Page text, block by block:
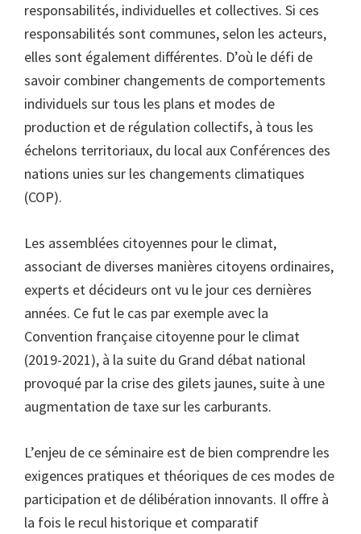
responsabilités, individuelles et collectives. Si ces
responsabilités sont communes, selon les acteurs,
elles sont également différentes. D’où le défi de
savoir combiner changements de comportements
individuels sur tous les plans et modes de
production et de régulation collectifs, à tous les
échelons territoriaux, du local aux Conférences des
nations unies sur les changements climatiques
(COP).
Les assemblées citoyennes pour le climat,
associant de diverses manières citoyens ordinaires,
experts et décideurs ont vu le jour ces dernières
années. Ce fut le cas par exemple avec la
Convention française citoyenne pour le climat
(2019-2021), à la suite du Grand débat national
provoqué par la crise des gilets jaunes, suite à une
augmentation de taxe sur les carburants.
L’enjeu de ce séminaire est de bien comprendre les
exigences pratiques et théoriques de ces modes de
participation et de délibération innovants. Il offre à
la fois le recul historique et comparatif